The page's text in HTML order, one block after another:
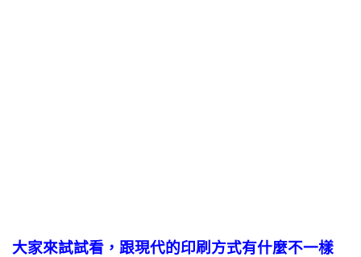
大家來試試看，跟現代的印刷方式有什麼不一樣